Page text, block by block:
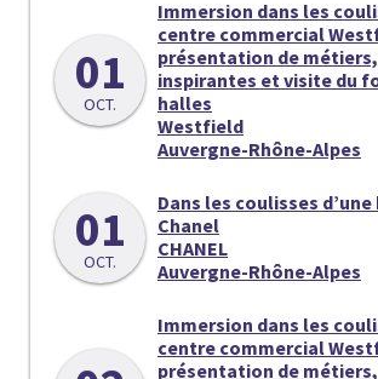
01
OCT.
Immersion dans les
centre commercial
présentation de
inspirantes et visite du
halles
Westfield
Auvergne-Rhône-Alpes
01
OCT.
Dans les coulisses
Chanel
CHANEL
Auvergne-Rhône-Alpes
Immersion dans les
centre commercial
présentation de